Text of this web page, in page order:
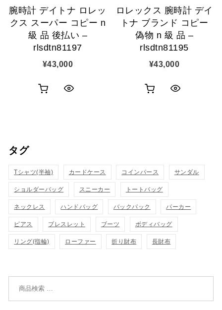
腕時計 デイトナ ロレッ
クス スーパー コピー n
級 品 後払い –
rlsdtn81197
¥43,000
ロレックス 腕時計 デイ
トナ ブランド コピー
偽物 n 級 品 –
rlsdtn81195
¥43,000
タグ
Tシャツ(半袖) カードケース コインパース サンダル
ショルダーバッグ スニーカー トートバッグ
ネックレス ハンドバッグ バックパック パーカー
ピアス ブレスレット ブーツ ボディバッグ
リング(指輪) ローファー 折り財布 長財布